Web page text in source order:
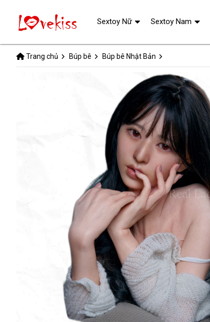
Trang chủ Búp bê Búp bê Nhật Bản
Sextoy Nữ Sextoy Nam